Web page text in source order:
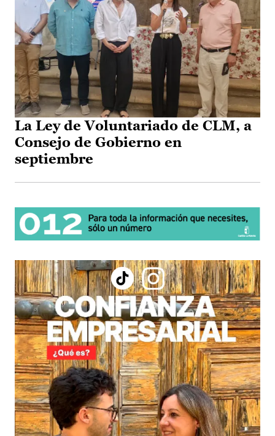
La Ley de Voluntariado de CLM, a
Consejo de Gobierno en
septiembre